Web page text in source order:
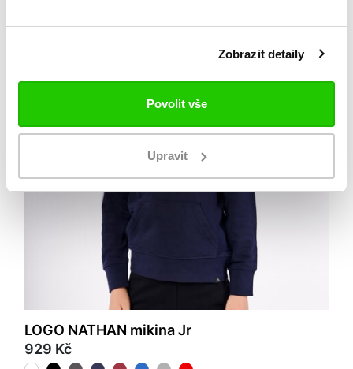
Zobrazit detaily
Povolit vše
Upravit
LOGO NATHAN mikina Jr
929 Kč